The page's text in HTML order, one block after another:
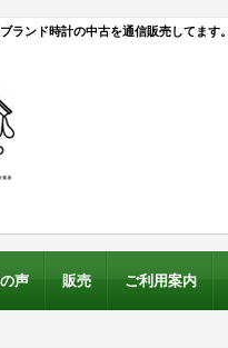
ランド時計の中古を通信販売してます。
声 販売 ご利用案内